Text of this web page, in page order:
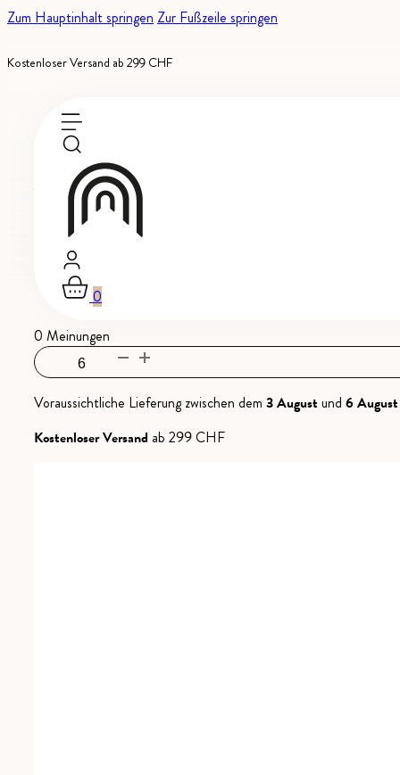
Zum Hauptinhalt springen Zur Fußzeile springen
Kostenloser Versand ab 299 CHF
0
Auf Bestellung erhältlich
Tradition, Medaillenweine
AOC Wallis
Viognier
0 Meinungen
Viognier
Menge
Voraussichtliche Lieferung zwischen dem 3 August und 6 August
Kostenloser Versand ab 299 CHF